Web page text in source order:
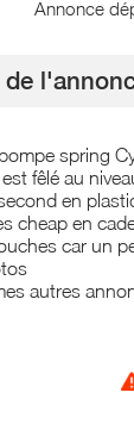
Annonce
de
spring
fêlé au
en
cheap en
car un
autres